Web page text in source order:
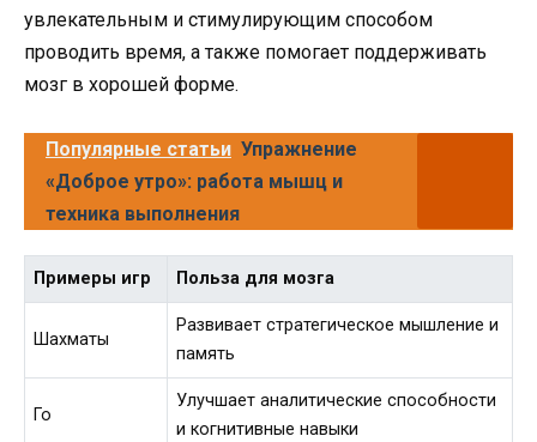
увлекательным и стимулирующим способом
проводить время, а также помогает поддерживать
мозг в хорошей форме.
Популярные статьи Упражнение
«Доброе утро»: работа мышц и
техника выполнения
Примеры игр Польза для мозга
Шахматы
Развивает стратегическое мышление и
память
Го
Улучшает аналитические способности
и когнитивные навыки